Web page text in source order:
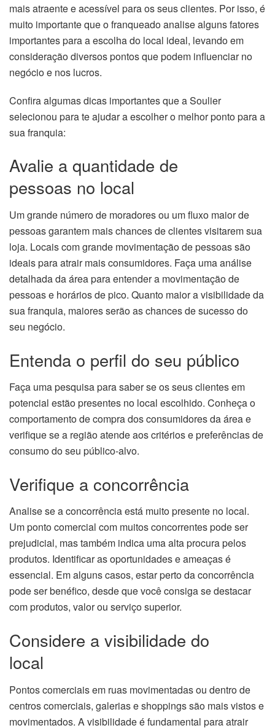
mais atraente e acessível para os seus clientes. Por isso, é
muito importante que o franqueado analise alguns fatores
importantes para a escolha do local ideal, levando em
consideração diversos pontos que podem influenciar no
negócio e nos lucros.
Confira algumas dicas importantes que a Soulier
selecionou para te ajudar a escolher o melhor ponto para a
sua franquia:
Avalie a quantidade de
pessoas no local
Um grande número de moradores ou um fluxo maior de
pessoas garantem mais chances de clientes visitarem sua
loja. Locais com grande movimentação de pessoas são
ideais para atrair mais consumidores. Faça uma análise
detalhada da área para entender a movimentação de
pessoas e horários de pico. Quanto maior a visibilidade da
sua franquia, maiores serão as chances de sucesso do
seu negócio.
Entenda o perfil do seu público
Faça uma pesquisa para saber se os seus clientes em
potencial estão presentes no local escolhido. Conheça o
comportamento de compra dos consumidores da área e
verifique se a região atende aos critérios e preferências de
consumo do seu público-alvo.
Verifique a concorrência
Analise se a concorrência está muito presente no local.
Um ponto comercial com muitos concorrentes pode ser
prejudicial, mas também indica uma alta procura pelos
produtos. Identificar as oportunidades e ameaças é
essencial. Em alguns casos, estar perto da concorrência
pode ser benéfico, desde que você consiga se destacar
com produtos, valor ou serviço superior.
Considere a visibilidade do
local
Pontos comerciais em ruas movimentadas ou dentro de
centros comerciais, galerias e shoppings são mais vistos e
movimentados. A visibilidade é fundamental para atrair